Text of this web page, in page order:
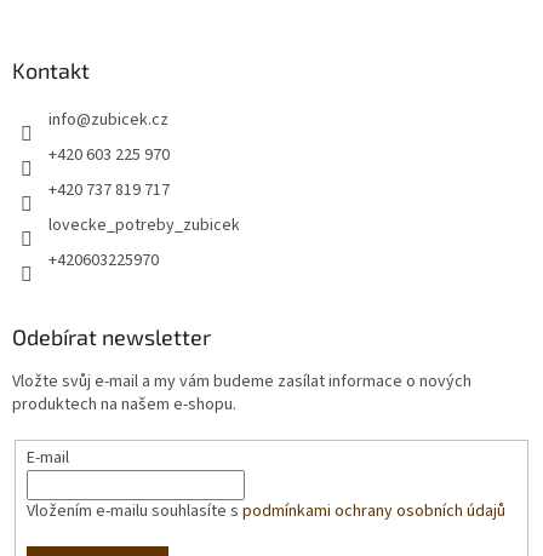
Kontakt
info@zubicek.cz
+420 603 225 970
+420 737 819 717
lovecke_potreby_zubicek
+420603225970
Odebírat newsletter
Vložte svůj e-mail a my vám budeme zasílat informace o nových
produktech na našem e-shopu.
E-mail
Vložením e-mailu souhlasíte s podmínkami ochrany osobních údajů